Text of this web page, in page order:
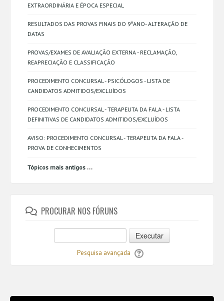
EXTRAORDINÁRIA E ÉPOCA ESPECIAL
RESULTADOS DAS PROVAS FINAIS DO 9ºANO- ALTERAÇÃO DE
DATAS
PROVAS/EXAMES DE AVALIAÇÃO EXTERNA - RECLAMAÇÃO,
REAPRECIAÇÃO E CLASSIFICAÇÃO
PROCEDIMENTO CONCURSAL - PSICÓLOGOS - LISTA DE
CANDIDATOS ADMITIDOS/EXCLUÍDOS
PROCEDIMENTO CONCURSAL - TERAPEUTA DA FALA - LISTA
DEFINITIVAS DE CANDIDATOS ADMITIDOS/EXCLUÍDOS
AVISO: PROCEDIMENTO CONCURSAL - TERAPEUTA DA FALA -
PROVA DE CONHECIMENTOS
Tópicos mais antigos ...
PROCURAR NOS FÓRUNS
Executar
Pesquisa avançada